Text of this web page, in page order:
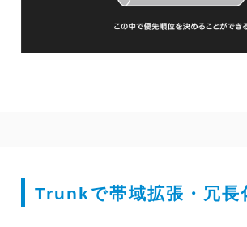
Trunkで帯域拡張・冗長